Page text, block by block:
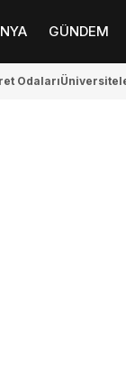
GÜNDEM
Odaları